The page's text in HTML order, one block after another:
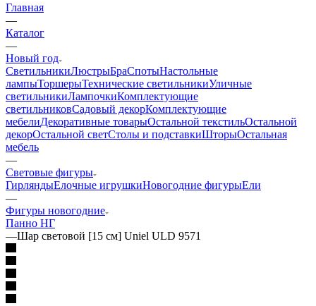
Главная
—
Каталог
—
Новый год
СветильникиЛюстрыБраСпотыНастольные
лампыТоршерыТехнические светильникиУличные
светильникиЛампочкиКомплектующие
светильниковСадовый декорКомплектующие
мебелиДекоративные товарыОстальной текстильОстальной
декорОстальной светСтолы и подставкиШторыОстальная
мебель
—
Световые фигуры
ГирляндыЕлочные игрушкиНовогодние фигурыЕли
—
Фигуры новогодние
Панно НГ
—Шар световой [15 см] Uniel ULD 9571